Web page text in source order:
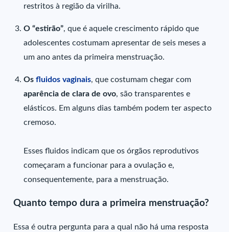
restritos à região da virilha.
O “estirão”, que é aquele crescimento rápido que
adolescentes costumam apresentar de seis meses a
um ano antes da primeira menstruação.
Osfluidos vaginais, que costumam chegar com
aparência de clara de ovo, são transparentes e
elásticos. Em alguns dias também podem ter aspecto
cremoso.
Esses fluidos indicam que os órgãos reprodutivos
começaram a funcionar para a ovulação e,
consequentemente, para a menstruação.
Quanto tempo dura a primeira menstruação?
Essa é outra pergunta para a qual não há uma resposta